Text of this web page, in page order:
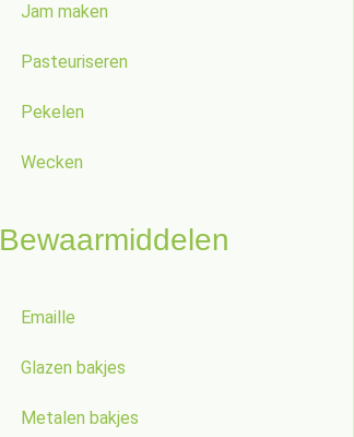
Jam maken
Pasteuriseren
Pekelen
Wecken
Bewaarmiddelen
Emaille
Glazen bakjes
Metalen bakjes